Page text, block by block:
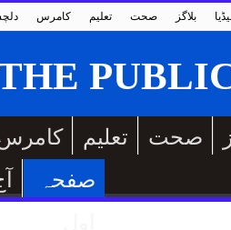
کامرس تعلیم صحت بلاگز
تعلیم صحت
صفحہ